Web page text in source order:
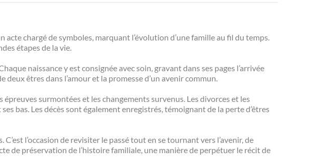
chargé de symboles, marquant l’évolution d’une famille au fil du temps.
étapes de la vie.
naissance y est consignée avec soin, gravant dans ses pages l’arrivée
êtres dans l’amour et la promesse d’un avenir commun.
surmontées et les changements survenus. Les divorces et les
bas. Les décès sont également enregistrés, témoignant de la perte d’êtres
l’occasion de revisiter le passé tout en se tournant vers l’avenir, de
de préservation de l’histoire familiale, une manière de perpétuer le récit de